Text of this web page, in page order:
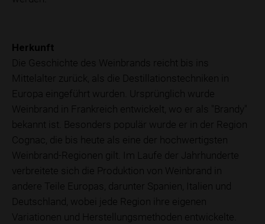
Herkunft
Die Geschichte des Weinbrands reicht bis ins
Mittelalter zurück, als die Destillationstechniken in
Europa eingeführt wurden. Ursprünglich wurde
Weinbrand in Frankreich entwickelt, wo er als "Brandy"
bekannt ist. Besonders populär wurde er in der Region
Cognac, die bis heute als eine der hochwertigsten
Weinbrand-Regionen gilt. Im Laufe der Jahrhunderte
verbreitete sich die Produktion von Weinbrand in
andere Teile Europas, darunter Spanien, Italien und
Deutschland, wobei jede Region ihre eigenen
Variationen und Herstellungsmethoden entwickelte.